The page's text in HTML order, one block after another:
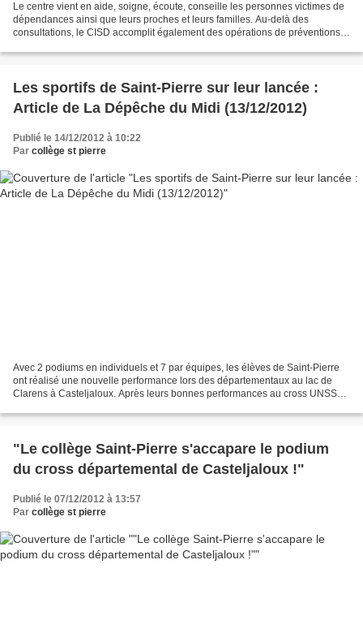
Le centre vient en aide, soigne, écoute, conseille les personnes victimes de
dépendances ainsi que leurs proches et leurs familles. Au-delà des
consultations, le CISD accomplit également des opérations de préventions,
Les sportifs de Saint-Pierre sur leur lancée :
Article de La Dépêche du Midi (13/12/2012)
Publié le 14/12/2012 à 10:22
Par collège st pierre
Avec 2 podiums en individuels et 7 par équipes, les élèves de Saint-Pierre
ont réalisé une nouvelle performance lors des départementaux au lac de
Clarens à Casteljaloux. Après leurs bonnes performances au cross UNSS
"Le collège Saint-Pierre s'accapare le podium
du cross départemental de Casteljaloux !"
Publié le 07/12/2012 à 13:57
Par collège st pierre